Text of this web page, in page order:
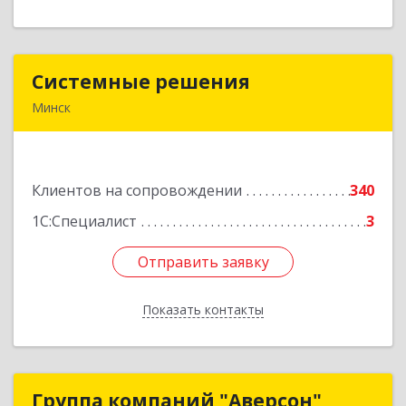
Системные решения
Минск
Клиентов на сопровождении
340
1С:Специалист
3
Отправить заявку
Показать контакты
Системные решения
Подробнее
Отправить заявку
Назад
Группа компаний "Аверсон"
Группа компаний "Аверсон"